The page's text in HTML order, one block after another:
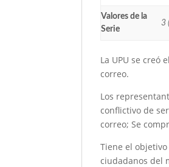
Valores de la
Serie
3
La UPU se creó
correo.
Los
conflictivo de
correo; Se
Tiene el
ciudadanos del